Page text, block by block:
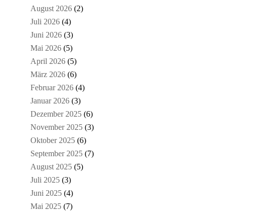
August 2026(2)
Juli 2026(4)
Juni 2026(3)
Mai 2026(5)
April 2026(5)
März 2026(6)
Februar 2026(4)
Januar 2026(3)
Dezember 2025(6)
November 2025(3)
Oktober 2025(6)
September 2025(7)
August 2025(5)
Juli 2025(3)
Juni 2025(4)
Mai 2025(7)